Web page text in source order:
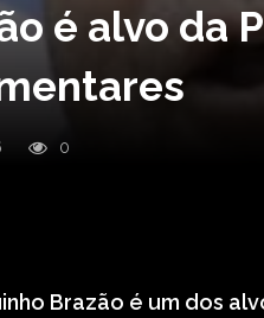
é alvo da
0
Brazão é um dos